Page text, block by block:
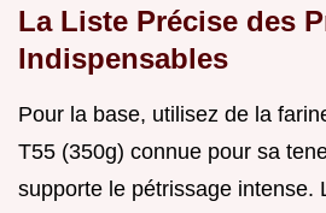
La Liste Précise des
Indispensables
Pour la base, utilisez de la
T55 (350g) connue pour sa
supporte le pétrissage